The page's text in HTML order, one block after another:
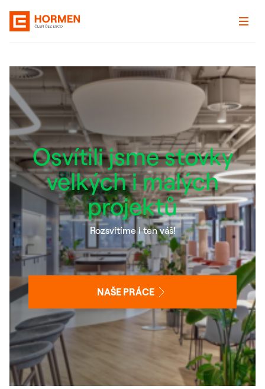
Osvítili jsme stovky
velkých i malých
projektů
Rozsvítíme i ten váš!
NAŠE PRÁCE